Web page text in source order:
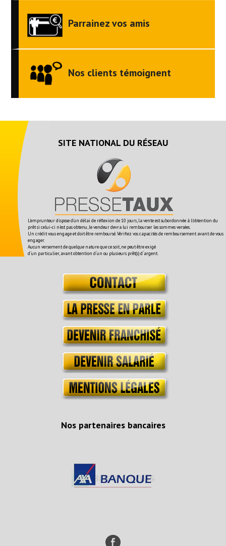
Parrainez vos amis
Nos clients témoignent
SITE NATIONAL DU RÉSEAU
L'emprunteur dispose d'un délai de réflexion de 10 jours, la vente est subordonnée à l'obtention du
prêt si celui-ci n'est pas obtenu, le vendeur devra lui rembourser les sommes versées.
Un crédit vous engage et doit être remboursé. Vérifiez vos capacités de remboursement avant de vous
engager.
Aucun versement de quelque nature que ce soit, ne peut être exigé
d´un particulier, avant obtention d´un ou plusieurs prêt(s) d´argent.
Nos partenaires bancaires